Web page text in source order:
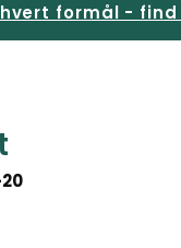
formål - find